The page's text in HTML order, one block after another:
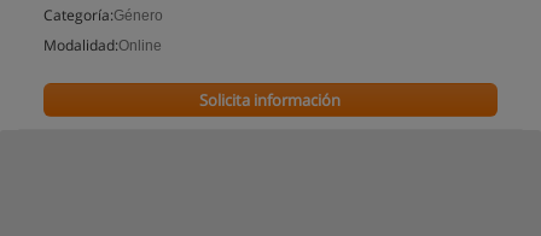
Categoría:Género
Modalidad:Online
Solicita información